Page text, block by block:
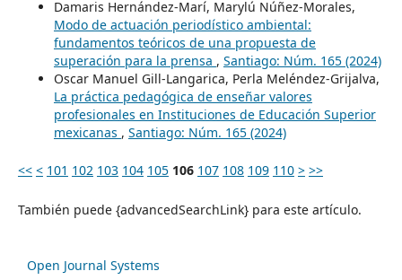
Damaris Hernández-Marí, Marylú Núñez-Morales,
Modo de actuación periodístico ambiental:
fundamentos teóricos de una propuesta de
superación para la prensa , Santiago: Núm. 165 (2024)
Oscar Manuel Gill-Langarica, Perla Meléndez-Grijalva,
La práctica pedagógica de enseñar valores
profesionales en Instituciones de Educación Superior
mexicanas , Santiago: Núm. 165 (2024)
<< < 101 102 103 104 105 106 107 108 109 110 > >>
También puede {advancedSearchLink} para este artículo.
Open Journal Systems